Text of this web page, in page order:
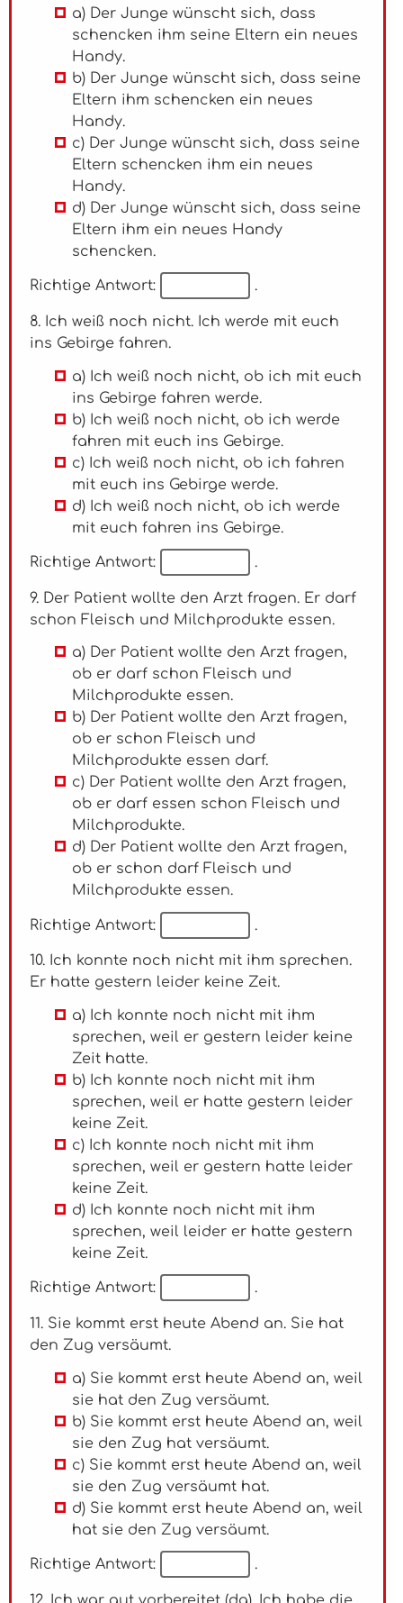
a) Der Junge wünscht sich, dass
schencken ihm seine Eltern ein neues
Handy.
b) Der Junge wünscht sich, dass seine
Eltern ihm schencken ein neues
Handy.
c) Der Junge wünscht sich, dass seine
Eltern schencken ihm ein neues
Handy.
d) Der Junge wünscht sich, dass seine
Eltern ihm ein neues Handy
schencken.
Richtige Antwort: .
8. Ich weiß noch nicht. Ich werde mit euch
ins Gebirge fahren.
a) Ich weiß noch nicht, ob ich mit euch
ins Gebirge fahren werde.
b) Ich weiß noch nicht, ob ich werde
fahren mit euch ins Gebirge.
c) Ich weiß noch nicht, ob ich fahren
mit euch ins Gebirge werde.
d) Ich weiß noch nicht, ob ich werde
mit euch fahren ins Gebirge.
Richtige Antwort: .
9. Der Patient wollte den Arzt fragen. Er darf
schon Fleisch und Milchprodukte essen.
a) Der Patient wollte den Arzt fragen,
ob er darf schon Fleisch und
Milchprodukte essen.
b) Der Patient wollte den Arzt fragen,
ob er schon Fleisch und
Milchprodukte essen darf.
c) Der Patient wollte den Arzt fragen,
ob er darf essen schon Fleisch und
Milchprodukte.
d) Der Patient wollte den Arzt fragen,
ob er schon darf Fleisch und
Milchprodukte essen.
Richtige Antwort: .
10. Ich konnte noch nicht mit ihm sprechen.
Er hatte gestern leider keine Zeit.
a) Ich konnte noch nicht mit ihm
sprechen, weil er gestern leider keine
Zeit hatte.
b) Ich konnte noch nicht mit ihm
sprechen, weil er hatte gestern leider
keine Zeit.
c) Ich konnte noch nicht mit ihm
sprechen, weil er gestern hatte leider
keine Zeit.
d) Ich konnte noch nicht mit ihm
sprechen, weil leider er hatte gestern
keine Zeit.
Richtige Antwort: .
11. Sie kommt erst heute Abend an. Sie hat
den Zug versäumt.
a) Sie kommt erst heute Abend an, weil
sie hat den Zug versäumt.
b) Sie kommt erst heute Abend an, weil
sie den Zug hat versäumt.
c) Sie kommt erst heute Abend an, weil
sie den Zug versäumt hat.
d) Sie kommt erst heute Abend an, weil
hat sie den Zug versäumt.
Richtige Antwort: .